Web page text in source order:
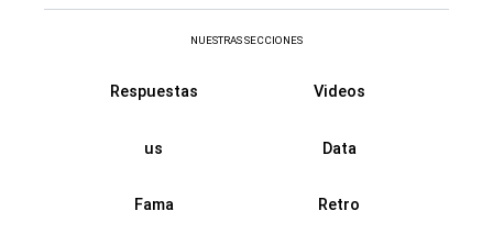
NUESTRAS SECCIONES
Respuestas Videos
us Data
Fama Retro